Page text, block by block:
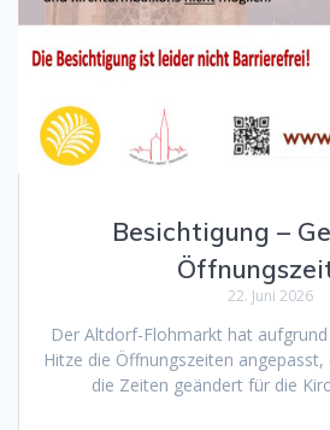
Besichtigung –
22. Juni 2026
Der Altdorf-Flohmarkt hat
Hitze die Öffnungszeiten
die Zeiten geändert für die